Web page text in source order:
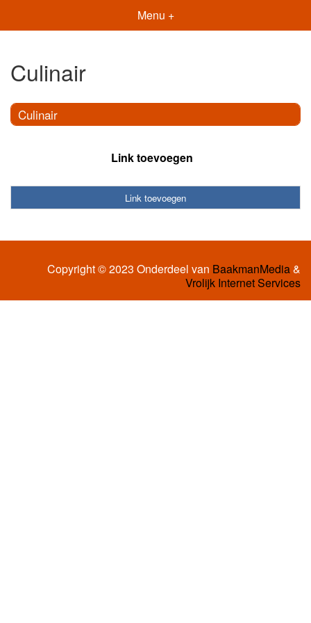
Menu +
Culinair
Culinair
Link toevoegen
Link toevoegen
Copyright © 2023 Onderdeel van BaakmanMedia&
Vrolijk Internet Services